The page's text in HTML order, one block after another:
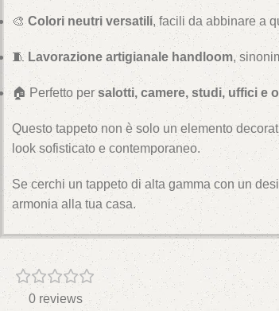
🎨Colori neutri versatili, facili da abbinare a
🧵 Lavorazione artigianale handloom,
🏠 Perfetto persalotti, camere, studi, uffici e
Questo tappeto non è solo un elemento
look sofisticato e contemporaneo.
Se cerchi un tappeto di alta gamma con un
armonia alla tua casa.
0 reviews